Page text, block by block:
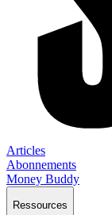
Articles
Abonnements
Money Buddy
Ressources